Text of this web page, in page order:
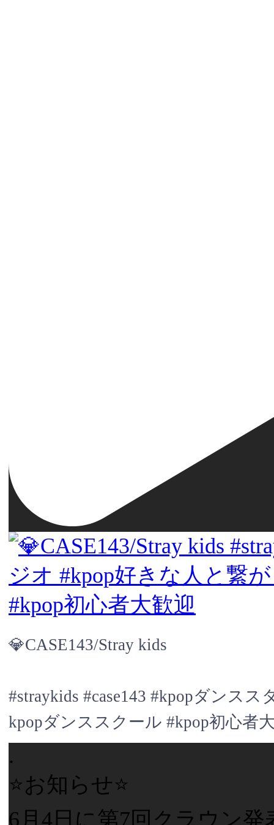
💎CASE143/Stray kids
#straykids #case143 #kpopダンス
kpopダンススクール #kpop初心者
.
⭐️お知らせ⭐️
6月4日に第7回クラウン